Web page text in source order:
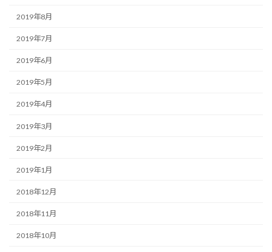
2019年8月
2019年7月
2019年6月
2019年5月
2019年4月
2019年3月
2019年2月
2019年1月
2018年12月
2018年11月
2018年10月